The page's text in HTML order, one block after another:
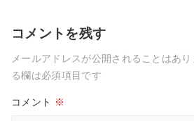
コメントを残す
メールアドレスが公開されることはあり
る欄は必須項目です
コメント ※